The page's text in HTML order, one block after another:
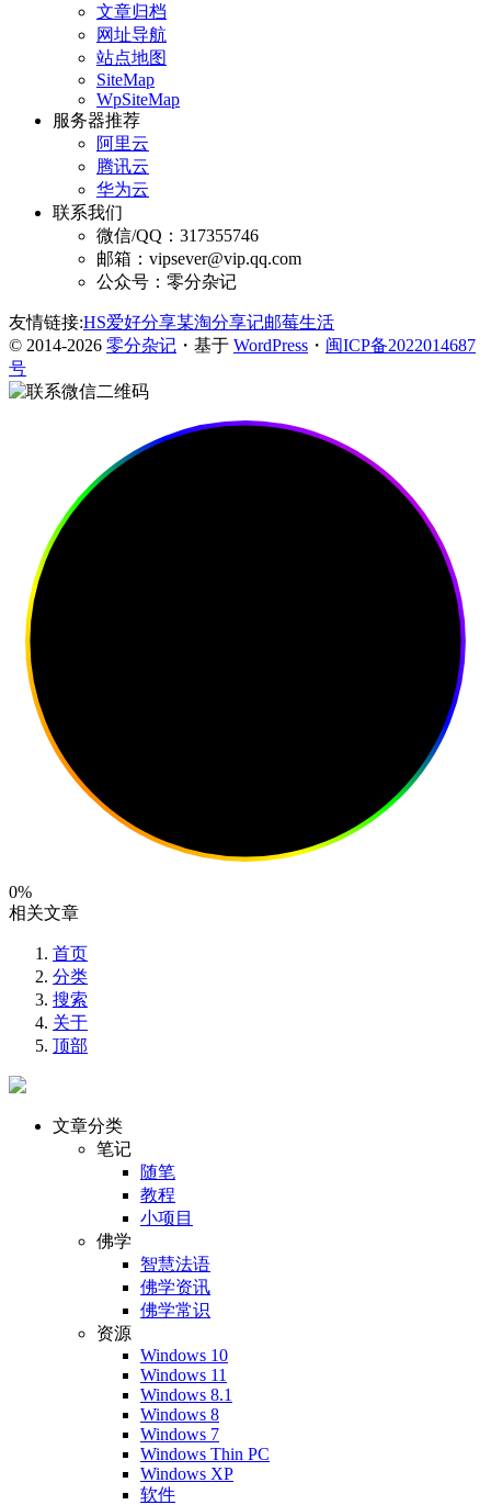
文章归档
网址导航
站点地图
SiteMap
WpSiteMap
服务器推荐
阿里云
腾讯云
华为云
联系我们
微信/QQ：317355746
邮箱：vipsever@vip.qq.com
公众号：零分杂记
友情链接:HS爱好分享某淘分享记邮莓生活
© 2014-2026 零分杂记 ・基于 WordPress ・ 闽ICP备2022014687
号
0%
相关文章
首页
分类
搜索
关于
顶部
文章分类
笔记
随笔
教程
小项目
佛学
智慧法语
佛学资讯
佛学常识
资源
Windows 10
Windows 11
Windows 8.1
Windows 8
Windows 7
Windows Thin PC
Windows XP
软件